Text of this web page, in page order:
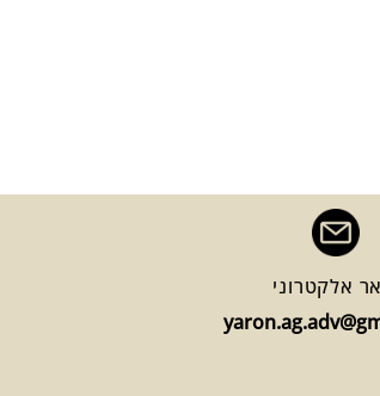
אלקטרוני